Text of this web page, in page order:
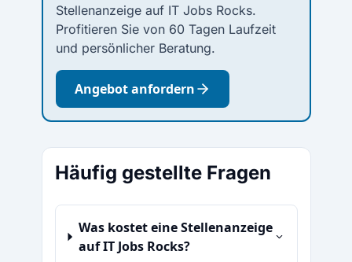
Stellenanzeige auf IT Jobs Rocks.
Profitieren Sie von 60 Tagen Laufzeit
und persönlicher Beratung.
Angebot anfordern
Häufig gestellte Fragen
Was kostet eine Stellenanzeige
auf IT Jobs Rocks?